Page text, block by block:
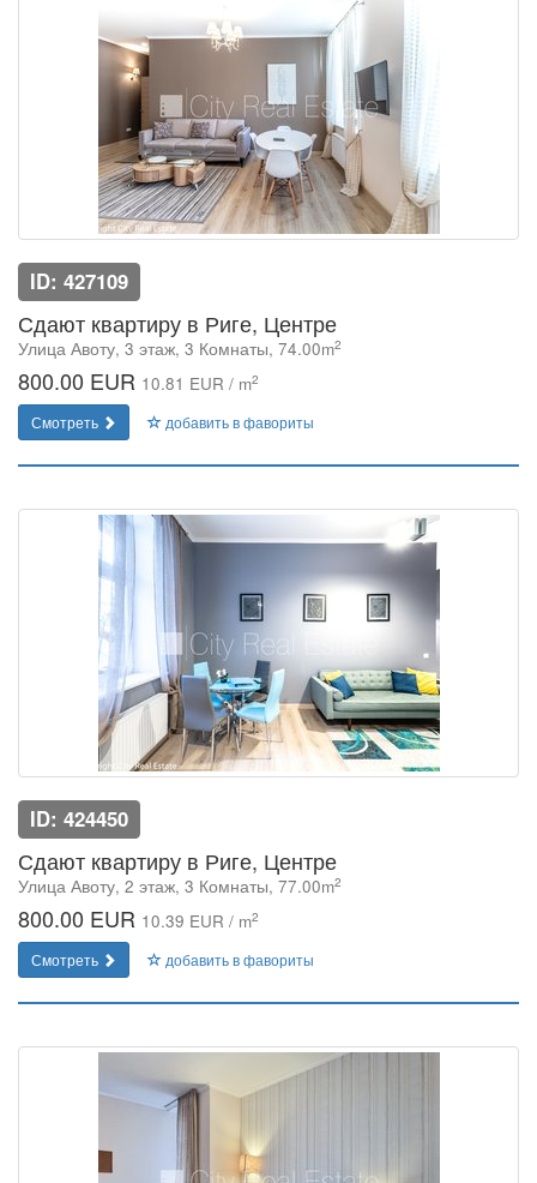
ID: 427109
Сдают квартиру в Риге, Центре
Улица Авоту, 3 этаж, 3 Комнаты, 74.00m2
800.00 EUR 10.81 EUR / m2
Смотреть добавить в фавориты
ID: 424450
Сдают квартиру в Риге, Центре
Улица Авоту, 2 этаж, 3 Комнаты, 77.00m2
800.00 EUR 10.39 EUR / m2
Смотреть добавить в фавориты